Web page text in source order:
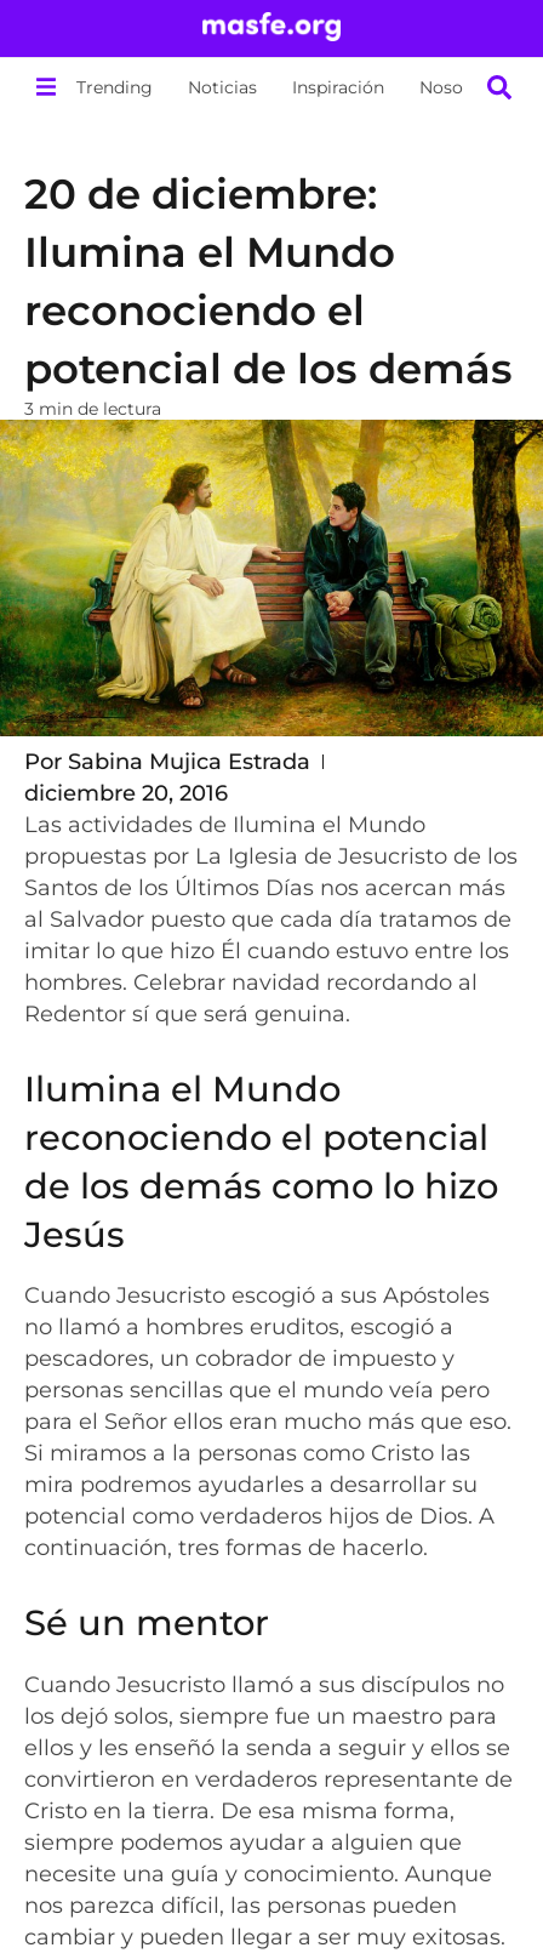
Trending Noticias Inspiración Nosotros
20 de diciembre:
Ilumina el Mundo
reconociendo el
potencial de los demás
3 min de lectura
Por Sabina Mujica Estrada
diciembre 20, 2016
Las actividades de Ilumina el Mundo
propuestas por La Iglesia de Jesucristo de los
Santos de los Últimos Días nos acercan más
al Salvador puesto que cada día tratamos de
imitar lo que hizo Él cuando estuvo entre los
hombres. Celebrar navidad recordando al
Redentor sí que será genuina.
Ilumina el Mundo
reconociendo el potencial
de los demás como lo hizo
Jesús
Cuando Jesucristo escogió a sus Apóstoles
no llamó a hombres eruditos, escogió a
pescadores, un cobrador de impuesto y
personas sencillas que el mundo veía pero
para el Señor ellos eran mucho más que eso.
Si miramos a la personas como Cristo las
mira podremos ayudarles a desarrollar su
potencial como verdaderos hijos de Dios. A
continuación, tres formas de hacerlo.
Sé un mentor
Cuando Jesucristo llamó a sus discípulos no
los dejó solos, siempre fue un maestro para
ellos y les enseñó la senda a seguir y ellos se
convirtieron en verdaderos representante de
Cristo en la tierra. De esa misma forma,
siempre podemos ayudar a alguien que
necesite una guía y conocimiento. Aunque
nos parezca difícil, las personas pueden
cambiar y pueden llegar a ser muy exitosas.